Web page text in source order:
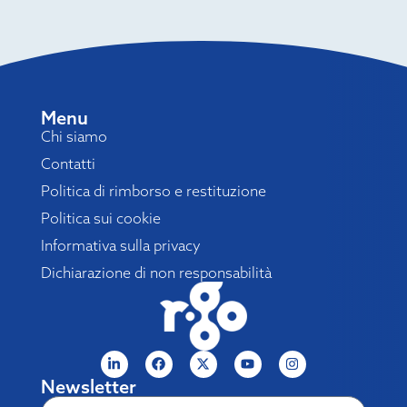
Menu
Chi siamo
Contatti
Politica di rimborso e restituzione
Politica sui cookie
Informativa sulla privacy
Dichiarazione di non responsabilità
Newsletter